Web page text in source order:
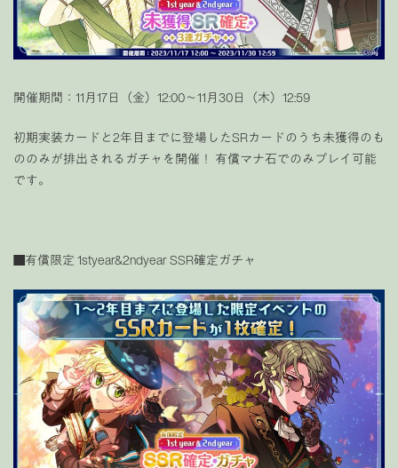
開催期間：11月17日（金）12:00〜11月30日（木）12:59
初期実装カードと2年目までに登場したSRカードのうち未獲得のも
ののみが排出されるガチャを開催！ 有償マナ石でのみプレイ可能
です。
■有償限定 1styear&2ndyear SSR確定ガチャ